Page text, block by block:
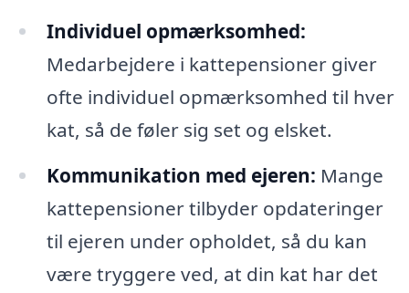
Individuel opmærksomhed:
Medarbejdere i kattepensioner giver
ofte individuel opmærksomhed til hver
kat, så de føler sig set og elsket.
Kommunikation med ejeren: Mange
kattepensioner tilbyder opdateringer
til ejeren under opholdet, så du kan
være tryggere ved, at din kat har det